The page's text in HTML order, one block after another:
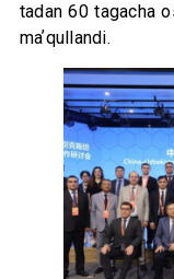
tadan 60 tagacha
maʼqullandi.